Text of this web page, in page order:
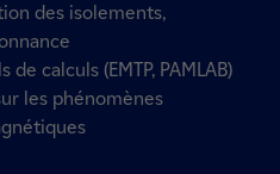
des isolements,
calculs (EMTP, PAMLAB)
les phénomènes